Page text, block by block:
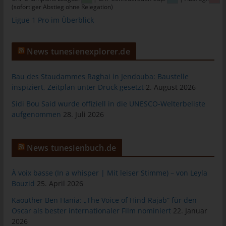
(sofortiger Abstieg ohne Relegation)
Ligue 1 Pro im Überblick
News tunesienexplorer.de
Bau des Staudammes Raghai in Jendouba: Baustelle
inspiziert, Zeitplan unter Druck gesetzt 2. August 2026
Sidi Bou Said wurde offiziell in die UNESCO-Welterbeliste
aufgenommen 28. Juli 2026
News tunesienbuch.de
À voix basse (In a whisper | Mit leiser Stimme) – von Leyla
Bouzid 25. April 2026
Kaouther Ben Hania: „The Voice of Hind Rajab“ für den
Oscar als bester internationaler Film nominiert 22. Januar
2026
allgemeinen Daten und Informationen werden in den Logfiles
des Servers gespeichert. Erfasst werden können die (1)
Internetseite, von welcher ein zugreifendes System auf unsere
Internetseite gelangt (sogenannte Referrer), (4) die
Unterwebseiten, welche über ein zugreifendes System auf
unserer Internetseite angesteuert werden, (5) das Datum und
Protokoll-Adresse (IP-Adresse), (7) der Internet-Service-
Provider des zugreifenden Systems und (8) sonstige ähnliche
Angriffen auf unsere informationstechnologischen Systeme
dienen.
Bei der Nutzung dieser allgemeinen Daten und Informationen
ziehen wird keine Rückschlüsse auf die betroffene Person.
Diese Informationen werden vielmehr benötigt, um (1) die
Inhalte unserer Internetseite korrekt auszuliefern, (2) die Inhalte
unserer Internetseite sowie die Werbung für diese zu
optimieren, (3) die dauerhafte Funktionsfähigkeit unserer